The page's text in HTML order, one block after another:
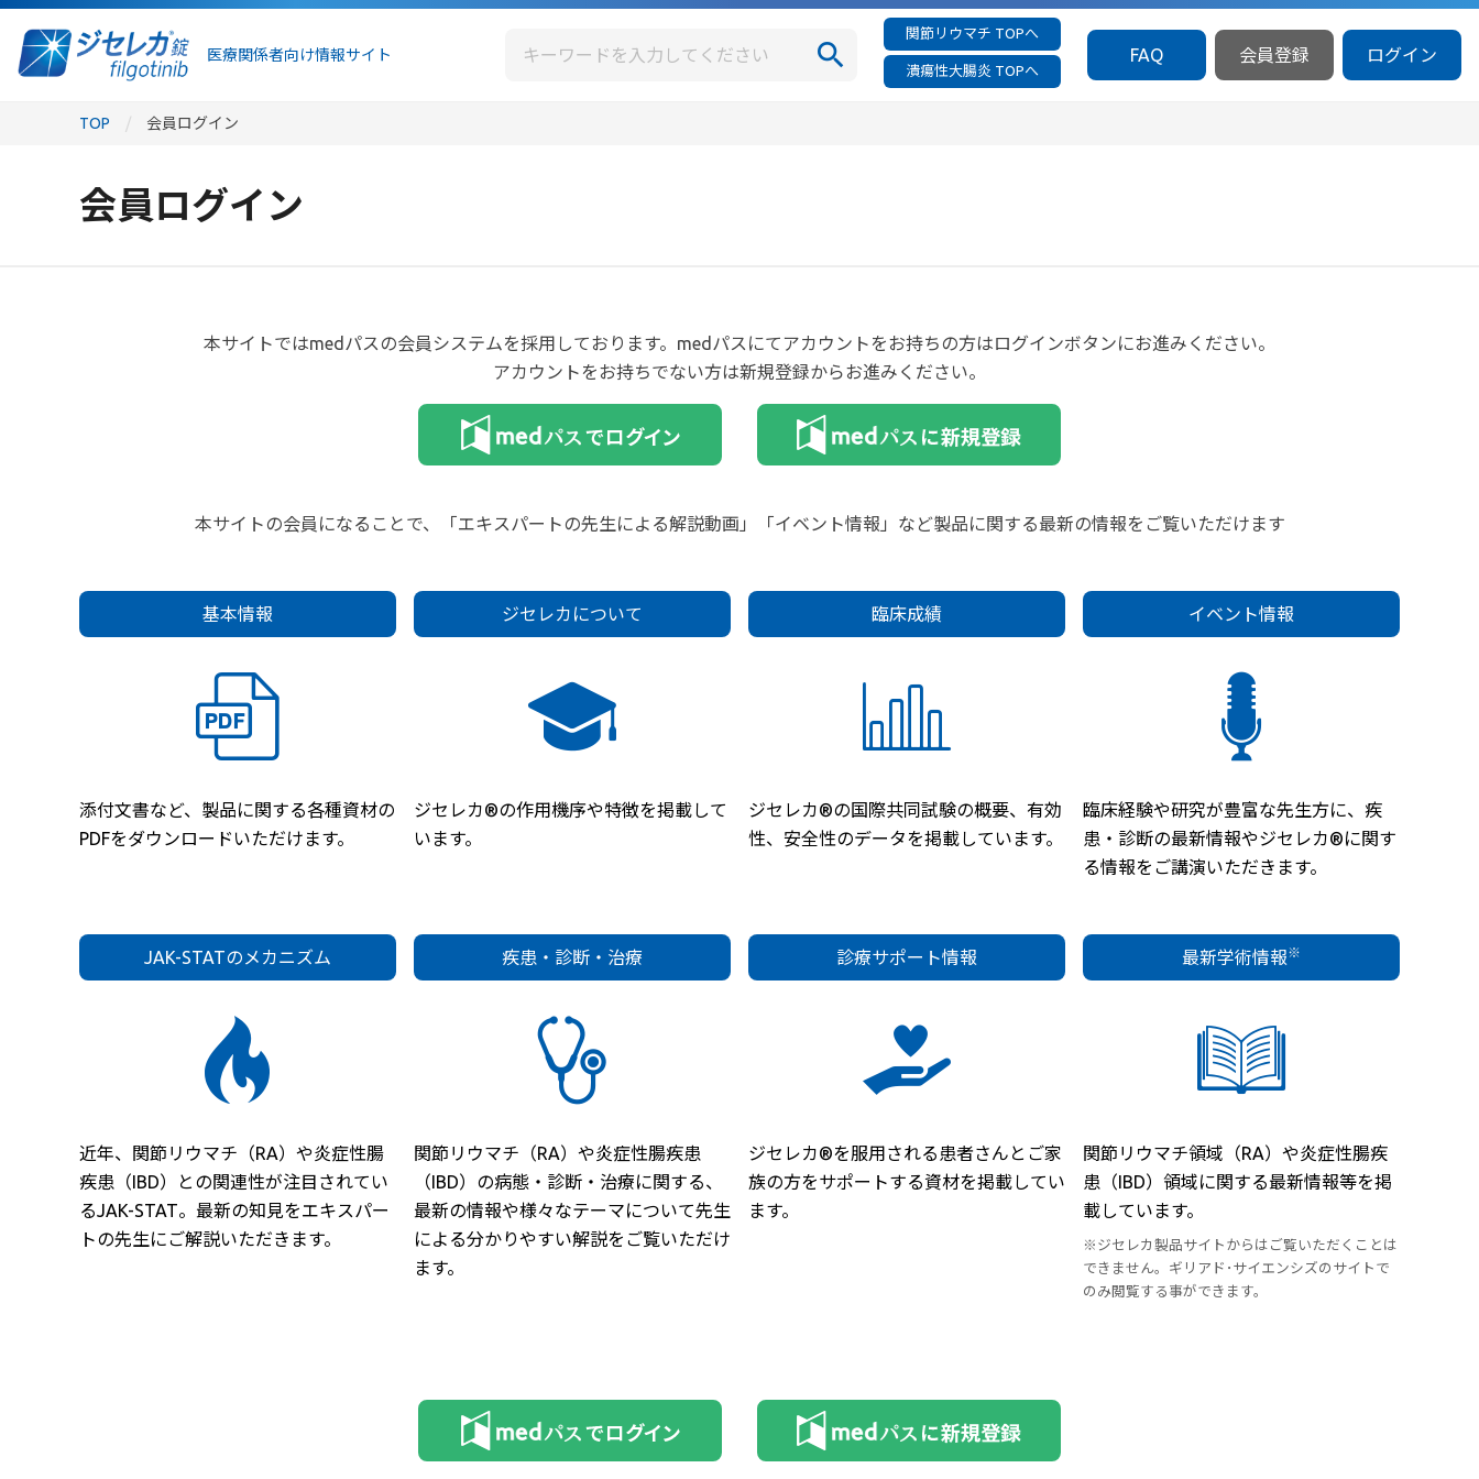
医療関係者向け情報サイト
関節リウマチ TOPへ
潰瘍性大腸炎 TOPへ
FAQ 会員登録 ログイン
TOP 会員ログイン
会員ログイン
本サイトではmedパスの会員システムを採用しております。medパスにてアカウントをお持ちの方はログインボタンにお進みください。
アカウントをお持ちでない方は新規登録からお進みください。
本サイトの会員になることで、「エキスパートの先生による解説動画」「イベント情報」など製品に関する最新の情報をご覧いただけます
基本情報
添付文書など、製品に関する各種資材の
PDFをダウンロードいただけます。
ジセレカについて
ジセレカ®の作用機序や特徴を掲載して
います。
臨床成績
ジセレカ®の国際共同試験の概要、有効
性、安全性のデータを掲載しています。
イベント情報
臨床経験や研究が豊富な先生方に、疾
患・診断の最新情報やジセレカ®に関す
る情報をご講演いただきます。
JAK-STATのメカニズム
近年、関節リウマチ（RA）や炎症性腸
疾患（IBD）との関連性が注目されてい
るJAK-STAT。最新の知見をエキスパー
トの先生にご解説いただきます。
疾患・診断・治療
関節リウマチ（RA）や炎症性腸疾患
（IBD）の病態・診断・治療に関する、
最新の情報や様々なテーマについて先生
による分かりやすい解説をご覧いただけ
ます。
診療サポート情報
ジセレカ®を服用される患者さんとご家
族の方をサポートする資材を掲載してい
ます。
最新学術情報※
関節リウマチ領域（RA）や炎症性腸疾
患（IBD）領域に関する最新情報等を掲
載しています。
※ジセレカ製品サイトからはご覧いただくことは
できません。ギリアド･サイエンシズのサイトで
のみ閲覧する事ができます。